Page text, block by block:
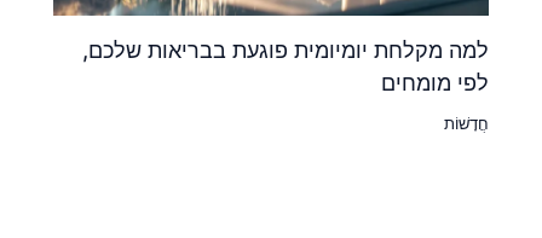
למה מקלחת יומיומית פוגעת בבריאות שלכם,
לפי מומחים
חֲדָשׁוֹת